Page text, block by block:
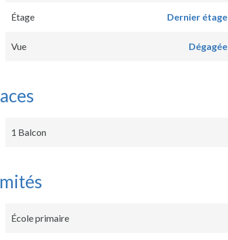
Étage Dernier étage
Vue Dégagée
1 Balcon
École primaire